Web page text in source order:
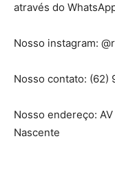
através do
Nosso instagram:
Nosso contato:
Nosso endereço: